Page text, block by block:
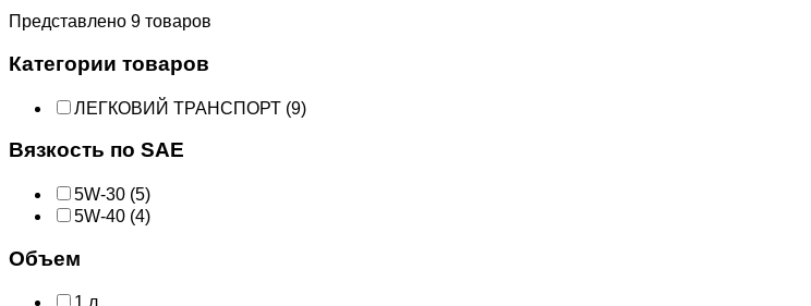
Представлено 9 товаров
Категории товаров
ЛЕГКОВИЙ ТРАНСПОРТ (9)
Вязкость по SAE
5W-30 (5)
5W-40 (4)
Объем